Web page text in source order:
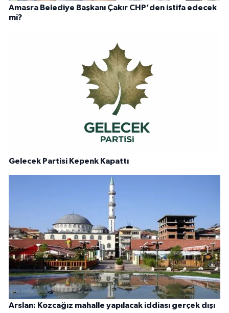
Amasra Belediye Başkanı Çakır CHP'den istifa edecek
mi?
Gelecek Partisi Kepenk Kapattı
Arslan: Kozcağız mahalle yapılacak iddiası gerçek dışı